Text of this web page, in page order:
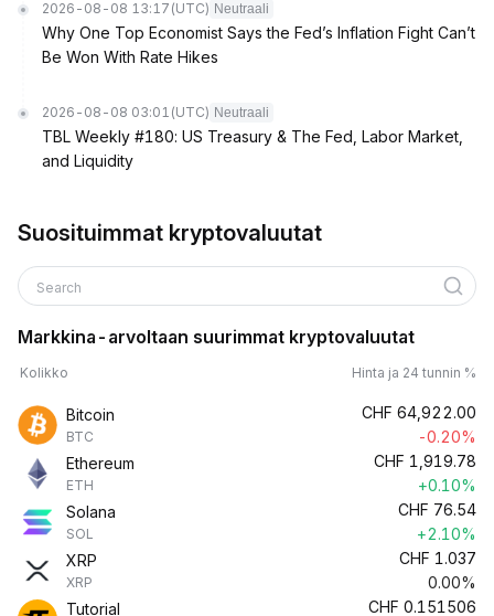
2026-08-08 13:17 (UTC) Neutraali
Why One Top Economist Says the Fed’s Inflation Fight Can’t
Be Won With Rate Hikes
2026-08-08 03:01 (UTC) Neutraali
TBL Weekly #180: US Treasury & The Fed, Labor Market,
and Liquidity
Suosituimmat kryptovaluutat
Search
Markkina-arvoltaan suurimmat kryptovaluutat
Kolikko Hinta ja 24 tunnin %
Bitcoin
BTC
CHF 64,922.00
-0.20%
Ethereum
ETH
CHF 1,919.78
+0.10%
Solana
SOL
CHF 76.54
+2.10%
XRP
XRP
CHF 1.037
0.00%
Tutorial
CHF 0.151506